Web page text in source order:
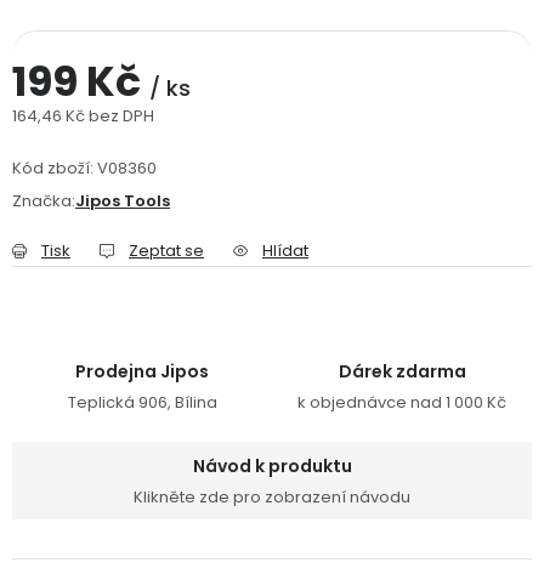
Doprava a platba
Reklamační formulář Odstoupení ve lhůtě 14 dní
Podmínky ochrany osobních údajů
199 Kč / ks
164,46 Kč bez DPH
Kód zboží: V08360
Značka:Jipos Tools
Tisk Zeptat se Hlídat
Prodejna Jipos
Teplická 906, Bílina
Dárek zdarma
k objednávce nad 1 000 Kč
Návod k produktu
Klikněte zde pro zobrazení návodu